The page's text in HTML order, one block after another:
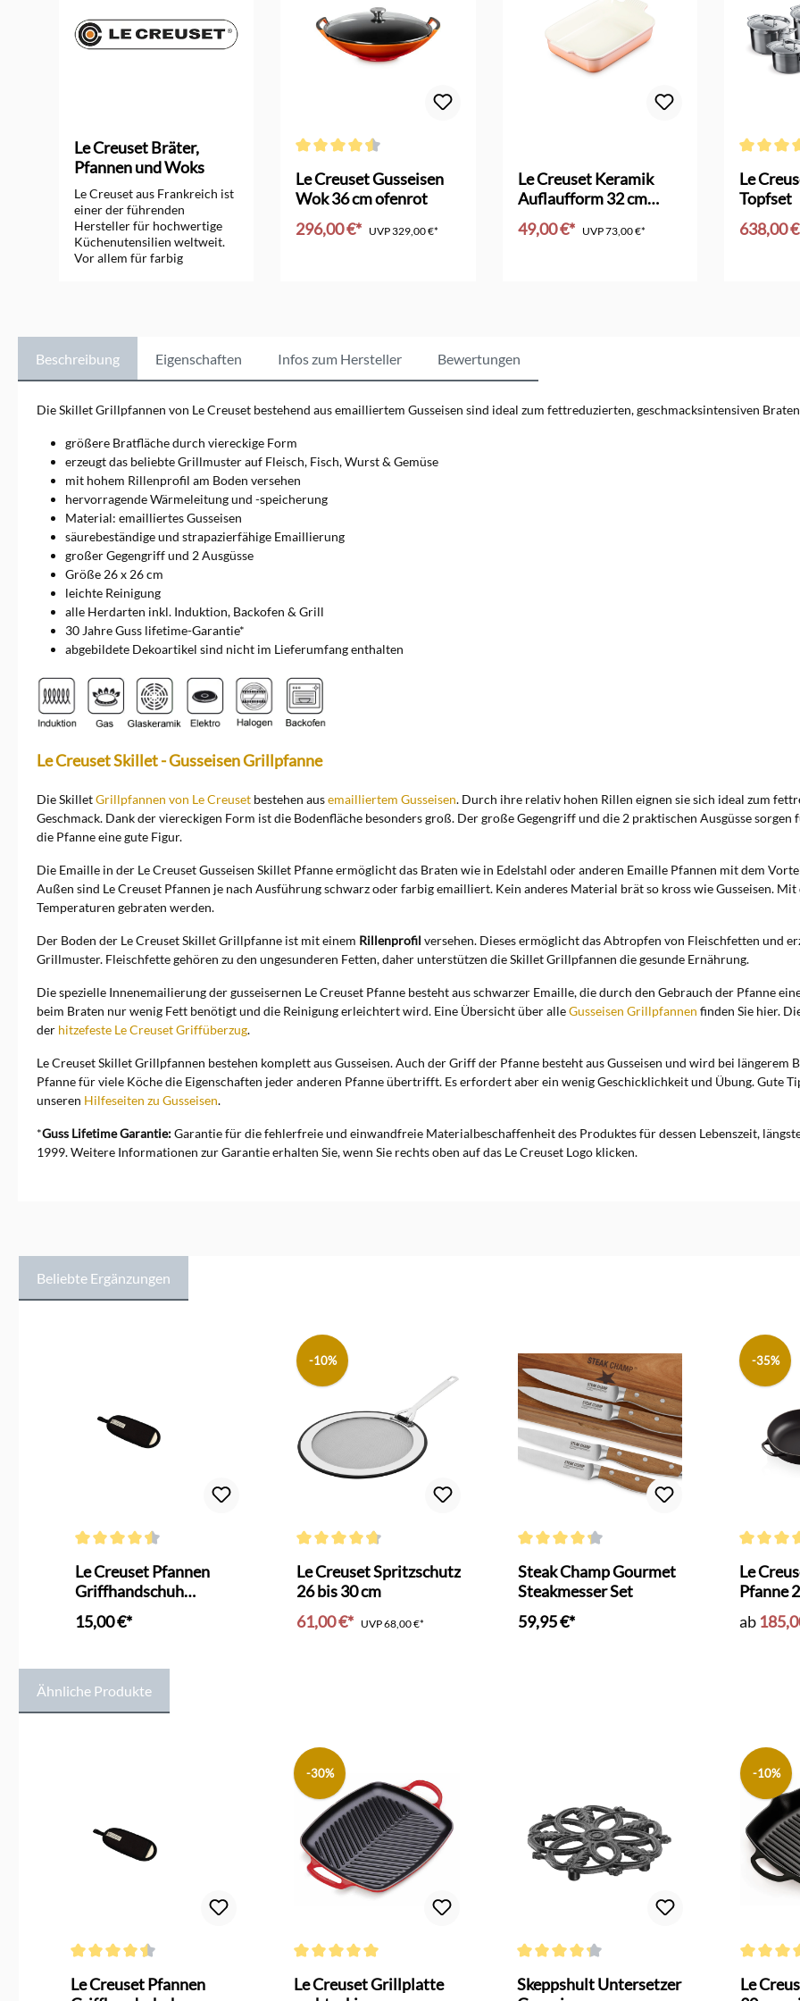
Le Creuset Bräter,
Pfannen und Woks
Le Creuset aus Frankreich ist
einer der führenden
Hersteller für hochwertige
Küchenutensilien weltweit.
Vor allem für farbig
Jahrzehnten bekannt.
Zusätzlich bietet Le Creuset
sehr gute Töpfe aus Edelstahl
und Aluminium, Küchen-
Keramik und Kochutensilien
an. Sie alle erfüllen besonders
Le Creuset Gusseisen
Wok 36 cm ofenrot
296,00 €* UVP329,00 €*
Le Creuset Keramik
Auflaufform 32 cm
pêche
49,00 €* UVP73,00 €*
Le
Topfset
638,00
Beschreibung Eigenschaften Infos zum Hersteller Bewertungen
Die Skillet Grillpfannen von Le Creuset bestehend aus emailliertem Gusseisen sind ideal zum fettreduzierten, geschmacksintensiven
größere Bratfläche durch viereckige Form
erzeugt das beliebte Grillmuster auf Fleisch, Fisch, Wurst & Gemüse
mit hohem Rillenprofil am Boden versehen
hervorragende Wärmeleitung und -speicherung
Material: emailliertes Gusseisen
säurebeständige und strapazierfähige Emaillierung
großer Gegengriff und 2 Ausgüsse
Größe 26 x 26 cm
leichte Reinigung
alle Herdarten inkl. Induktion, Backofen & Grill
30 Jahre Guss lifetime-Garantie*
abgebildete Dekoartikel sind nicht im Lieferumfang enthalten
Le Creuset Skillet - Gusseisen Grillpfanne
Die SkilletGrillpfannen von Le Creuset bestehen ausemailliertem Gusseisen. Durch ihre relativ hohen Rillen eignen sie sich ideal zum
Geschmack. Dank der viereckigen Form ist die Bodenfläche besonders groß. Der große Gegengriff und die 2 praktischen Ausgüsse
die Pfanne eine gute Figur.
Die Emaille in der Le Creuset Gusseisen Skillet Pfanne ermöglicht das Braten wie in Edelstahl oder anderen Emaille Pfannen mit dem
Außen sind Le Creuset Pfannen je nach Ausführung schwarz oder farbig emailliert. Kein anderes Material brät so kross wie Gusseisen.
Temperaturen gebraten werden.
Der Boden der Le Creuset Skillet Grillpfanne ist mit einem Rillenprofil versehen. Dieses ermöglicht das Abtropfen von Fleischfetten und
Grillmuster. Fleischfette gehören zu den ungesunderen Fetten, daher unterstützen die Skillet Grillpfannen die gesunde Ernährung.
Die spezielle Innenemailierung der gusseisernen Le Creuset Pfanne besteht aus schwarzer Emaille, die durch den Gebrauch der Pfanne
beim Braten nur wenig Fett benötigt und die Reinigung erleichtert wird. Eine Übersicht über alleGusseisen Grillpfannen finden Sie hier.
der hitzefeste Le Creuset Griffüberzug.
Le Creuset Skillet Grillpfannen bestehen komplett aus Gusseisen. Auch der Griff der Pfanne besteht aus Gusseisen und wird bei längerem
Pfanne für viele Köche die Eigenschaften jeder anderen Pfanne übertrifft. Es erfordert aber ein wenig Geschicklichkeit und Übung. Gute
unseren Hilfeseiten zu Gusseisen.
*Guss Lifetime Garantie:Garantie für die fehlerfreie und einwandfreie Materialbeschaffenheit des Produktes für dessen Lebenszeit,
1999. Weitere Informationen zur Garantie erhalten Sie, wenn Sie rechts oben auf das Le Creuset Logo klicken.
Beliebte Ergänzungen
Le Creuset Pfannen
Griffhandschuh
schwarz
15,00 €*
-10%
Le Creuset Spritzschutz
26 bis 30 cm
61,00 €* UVP68,00 €*
Steak Champ Gourmet
Steakmesser Set
59,95 €*
-35%
Le
Pfanne
ab
Ähnliche Produkte
Le Creuset Pfannen
-30%
Le Creuset Grillplatte
Skeppshult Untersetzer
-10%
Le